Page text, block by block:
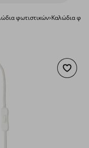
φωτιστικών›Καλώδια